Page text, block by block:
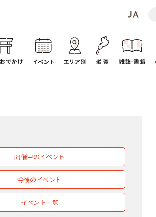
開催中のイベント
今後のイベント
イベント一覧